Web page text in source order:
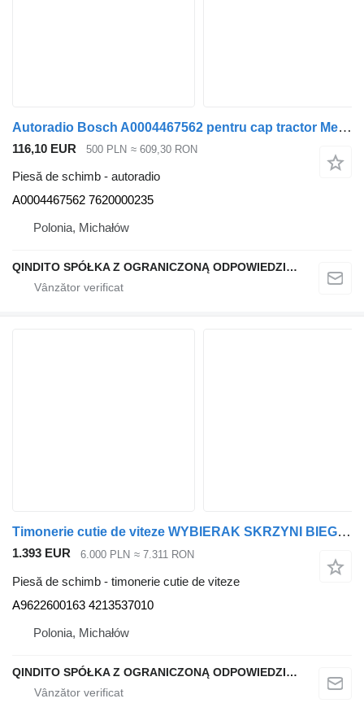
Autoradio Bosch A0004467562 pentru cap tractor Mercedes-Benz ACTROS MP4
116,10 EUR 500 PLN ≈ 609,30 RON
Piesă de schimb - autoradio
A0004467562 7620000235
Polonia, Michałów
QINDITO SPÓŁKA Z OGRANICZONĄ ODPOWIEDZIALNOŚCIĄ
Timonerie cutie de viteze WYBIERAK SKRZYNI BIEGÓW MERCEDES ATROS MP5 A9622600163 pentru camion
1.393 EUR 6.000 PLN ≈ 7.311 RON
Piesă de schimb - timonerie cutie de viteze
A9622600163 4213537010
Polonia, Michałów
QINDITO SPÓŁKA Z OGRANICZONĄ ODPOWIEDZIALNOŚCIĄ